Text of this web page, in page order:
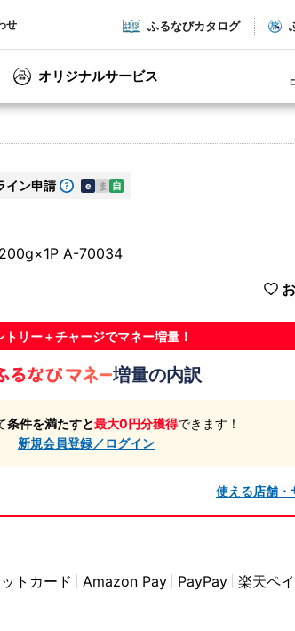
せ ふるなびカタログ
オリジナルサービス
イン申請 e ま 自
A-70034
トリー＋チャージでマネー増量！
増量の内訳
条件を満たすと最大0円分獲得できます！
新規会員登録／ログイン
使える店舗・
トカード Amazon Pay PayPay 楽天ペイ